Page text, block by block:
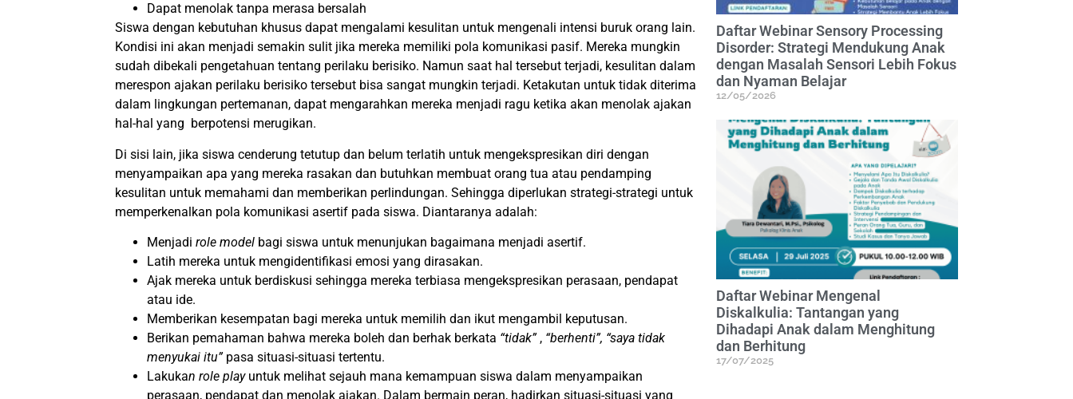
Dapat menolak tanpa merasa bersalah
Siswa dengan kebutuhan khusus dapat mengalami kesulitan untuk mengenali intensi buruk orang lain.
Kondisi ini akan menjadi semakin sulit jika mereka memiliki pola komunikasi pasif. Mereka mungkin
sudah dibekali pengetahuan tentang perilaku berisiko. Namun saat hal tersebut terjadi, kesulitan dalam
merespon ajakan perilaku berisiko tersebut bisa sangat mungkin terjadi. Ketakutan untuk tidak diterima
dalam lingkungan pertemanan, dapat mengarahkan mereka menjadi ragu ketika akan menolak ajakan
hal-hal yang berpotensi merugikan.
Di sisi lain, jika siswa cenderung tetutup dan belum terlatih untuk mengekspresikan diri dengan
menyampaikan apa yang mereka rasakan dan butuhkan membuat orang tua atau pendamping
kesulitan untuk memahami dan memberikan perlindungan. Sehingga diperlukan strategi-strategi untuk
memperkenalkan pola komunikasi asertif pada siswa. Diantaranya adalah:
Menjadirole model bagi siswa untuk menunjukan bagaimana menjadi asertif.
Latih mereka untuk mengidentifikasi emosi yang dirasakan.
Ajak mereka untuk berdiskusi sehingga mereka terbiasa mengekspresikan perasaan, pendapat
atau ide.
Memberikan kesempatan bagi mereka untuk memilih dan ikut mengambil keputusan.
Berikan pemahaman bahwa mereka boleh dan berhak berkata “tidak”, “berhenti”, “saya tidak
menyukai itu” pasa situasi-situasi tertentu.
Lakukan role playuntuk melihat sejauh mana kemampuan siswa dalam menyampaikan
perasaan, pendapat dan menolak ajakan. Dalam bermain peran, hadirkan situasi-situasi yang
Daftar Webinar Sensory Processing
Disorder: Strategi Mendukung Anak
dengan Masalah Sensori Lebih Fokus
dan Nyaman Belajar
12/05/2026
Daftar Webinar Mengenal
Diskalkulia: Tantangan yang
Dihadapi Anak dalam Menghitung
dan Berhitung
17/07/2025